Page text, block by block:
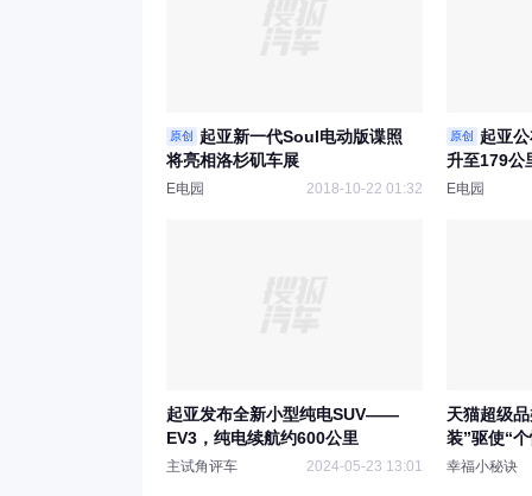
原创
起亚新一代Soul电动版谍照
将亮相洛杉矶车展
E电园 2018-10-22 01:32
原创
起亚
升至179公
E电园
起亚发布全新小型纯电SUV——
EV3，纯电续航约600公里
主试角评车 2024-05-23 13:01
天猫超级
装”驱使“
幸福小秘诀